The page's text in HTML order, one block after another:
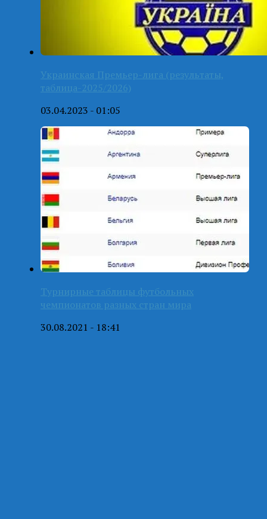
Украинская Премьер-лига (результаты,
таблица-2025/2026)
03.04.2023 - 01:05
Турнирные таблицы футбольных
чемпионатов разных стран мира
30.08.2021 - 18:41